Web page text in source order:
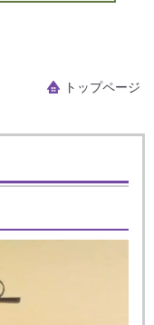
トップページ